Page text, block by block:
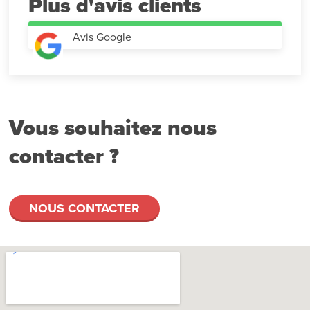
Plus d'avis
Avis Google
Vous souhaitez nous
contacter ?
NOUS CONTACTER